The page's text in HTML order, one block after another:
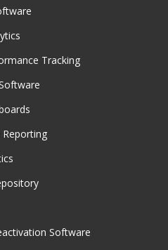
Tracking
Software